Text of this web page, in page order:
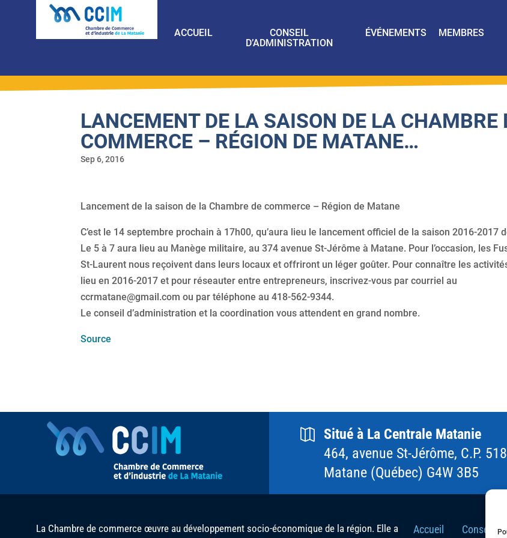
ACCUEIL
CONSEIL
D’ADMINISTRATION
ÉVÉNEMENTS MEMBRES
LANCEMENT DE LA SAISON DE LA CHAMBRE
COMMERCE – RÉGION DE MATANE…
Sep 6, 2016
Lancement de la saison de la Chambre de commerce – Région de Matane
C’est le 14 septembre prochain à 17h00, qu’aura lieu le lancement officiel de la saison 2016-2017
Le 5 à 7 aura lieu au Manège militaire, au 374 avenue St-Jérôme à Matane. Pour l’occasion, les
St-Laurent nous reçoivent dans leurs locaux et offriront un léger goûter. Pour connaître les
lieu en 2016-2017 et pour réseauter entre entrepreneurs, inscrivez-vous par courriel au
ccrmatane@gmail.com ou par téléphone au 418-562-9344.
Le conseil d’administration et la coordination vous attendent en grand nombre.
Source
Situé à La Centrale Matanie
464, avenue St-Jérôme, C.P. 518
Matane (Québec) G4W 3B5
La Chambre de commerce œuvre au développement socio-économique de la région. Elle a Accueil Conseil